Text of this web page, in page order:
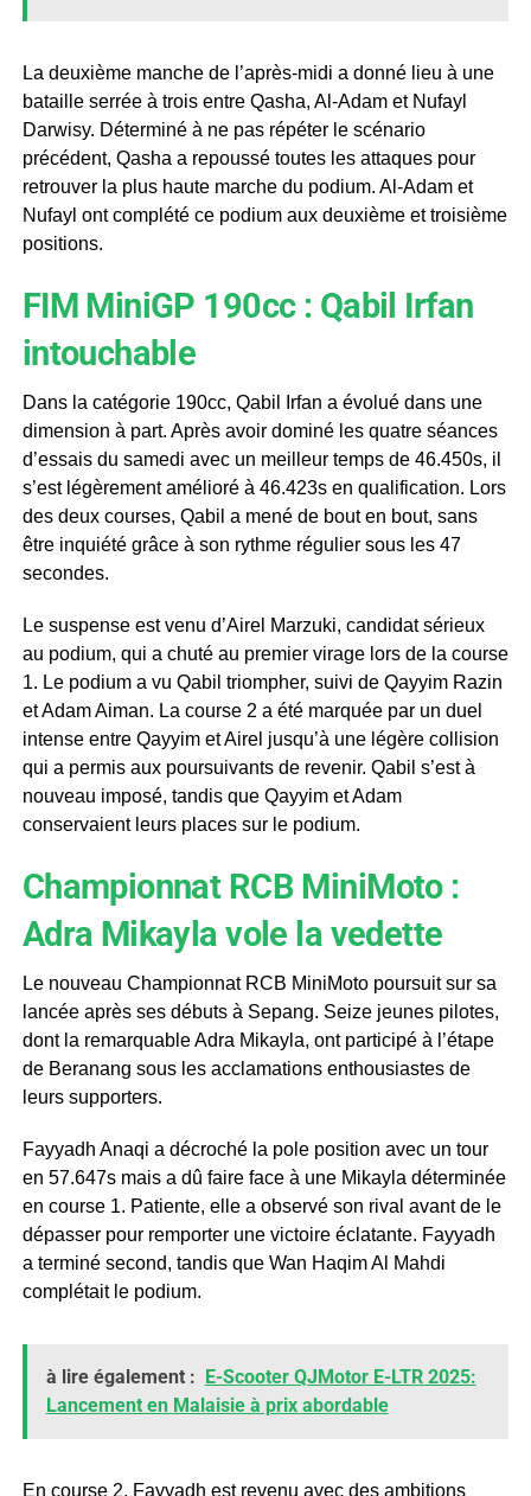
La deuxième manche de l’après-midi a donné lieu à une
bataille serrée à trois entre Qasha, Al-Adam et Nufayl
Darwisy. Déterminé à ne pas répéter le scénario
précédent, Qasha a repoussé toutes les attaques pour
retrouver la plus haute marche du podium. Al-Adam et
Nufayl ont complété ce podium aux deuxième et troisième
positions.
FIM MiniGP 190cc : Qabil Irfan
intouchable
Dans la catégorie 190cc, Qabil Irfan a évolué dans une
dimension à part. Après avoir dominé les quatre séances
d’essais du samedi avec un meilleur temps de 46.450s, il
s’est légèrement amélioré à 46.423s en qualification. Lors
des deux courses, Qabil a mené de bout en bout, sans
être inquiété grâce à son rythme régulier sous les 47
secondes.
Le suspense est venu d’Airel Marzuki, candidat sérieux
au podium, qui a chuté au premier virage lors de la course
1. Le podium a vu Qabil triompher, suivi de Qayyim Razin
et Adam Aiman. La course 2 a été marquée par un duel
intense entre Qayyim et Airel jusqu’à une légère collision
qui a permis aux poursuivants de revenir. Qabil s’est à
nouveau imposé, tandis que Qayyim et Adam
conservaient leurs places sur le podium.
Championnat RCB MiniMoto :
Adra Mikayla vole la vedette
Le nouveau Championnat RCB MiniMoto poursuit sur sa
lancée après ses débuts à Sepang. Seize jeunes pilotes,
dont la remarquable Adra Mikayla, ont participé à l’étape
de Beranang sous les acclamations enthousiastes de
leurs supporters.
Fayyadh Anaqi a décroché la pole position avec un tour
en 57.647s mais a dû faire face à une Mikayla déterminée
en course 1. Patiente, elle a observé son rival avant de le
dépasser pour remporter une victoire éclatante. Fayyadh
a terminé second, tandis que Wan Haqim Al Mahdi
complétait le podium.
à lire également : E-Scooter QJMotor E-LTR 2025:
Lancement en Malaisie à prix abordable
En course 2, Fayyadh est revenu avec des ambitions